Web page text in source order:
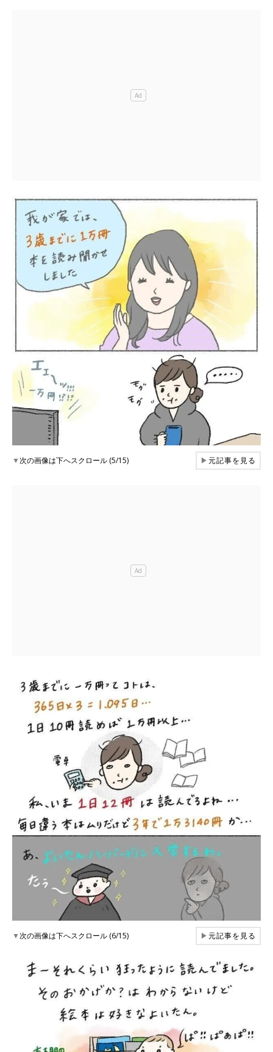
▼次の画像は下へスクロール (5/15) ▶元記事を見る
▼次の画像は下へスクロール (6/15) ▶元記事を見る